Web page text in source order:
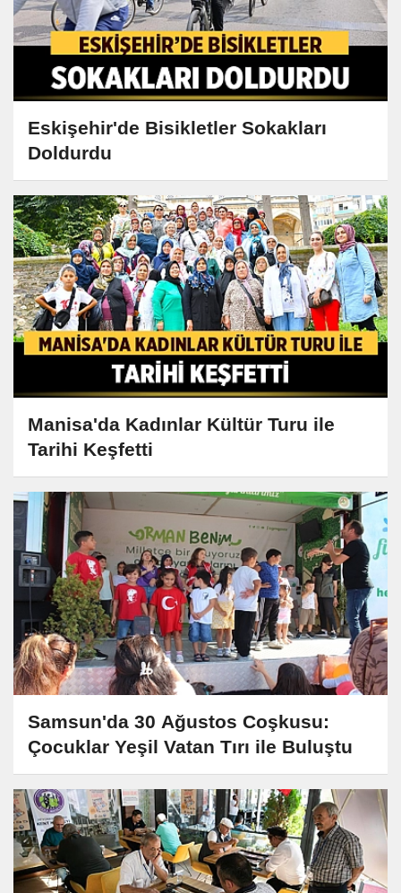
Eskişehir'de Bisikletler Sokakları
Doldurdu
Manisa'da Kadınlar Kültür Turu ile
Tarihi Keşfetti
Samsun'da 30 Ağustos Coşkusu:
Çocuklar Yeşil Vatan Tırı ile Buluştu